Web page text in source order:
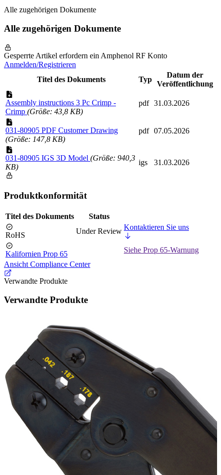
Alle zugehörigen Dokumente
Alle zugehörigen Dokumente
Gesperrte Artikel erfordern ein Amphenol RF Konto
Anmelden/Registrieren
Titel des Dokuments
Typ
Datum der
Veröffentlichung
Assembly instructions 3 Pc Crimp -
Crimp (Größe: 43,8 KB)
pdf 31.03.2026
031-80905 PDF Customer Drawing
(Größe: 147,8 KB)
pdf 07.05.2026
031-80905 IGS 3D Model (Größe: 940,3
KB)
igs 31.03.2026
Produktkonformität
Titel des Dokuments Status
RoHS Under Review Kontaktieren Sie uns
Kalifornien Prop 65
Siehe Prop 65-Warnung
Ansicht Compliance Center
Verwandte Produkte
Verwandte Produkte